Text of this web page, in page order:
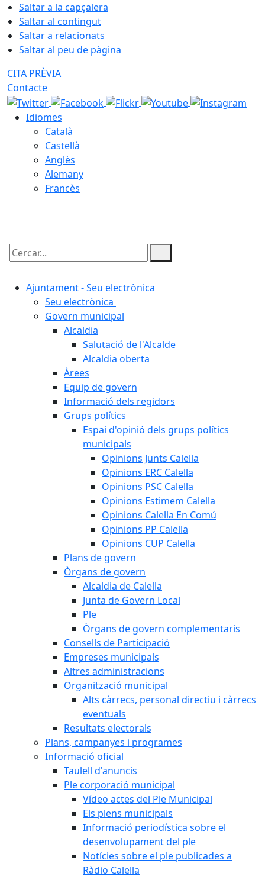
Saltar a la capçalera
Saltar al contingut
Saltar a relacionats
Saltar al peu de pàgina
CITA PRÈVIA
Contacte
Idiomes
Català
Castellà
Anglès
Alemany
Francès
Cercar:
Ajuntament - Seu electrònica
Seu electrònica
Govern municipal
Alcaldia
Salutació de l'Alcalde
Alcaldia oberta
Àrees
Equip de govern
Informació dels regidors
Grups polítics
Espai d'opinió dels grups polítics
municipals
Opinions Junts Calella
Opinions ERC Calella
Opinions PSC Calella
Opinions Estimem Calella
Opinions Calella En Comú
Opinions PP Calella
Opinions CUP Calella
Plans de govern
Òrgans de govern
Alcaldia de Calella
Junta de Govern Local
Ple
Òrgans de govern complementaris
Consells de Participació
Empreses municipals
Altres administracions
Organització municipal
Alts càrrecs, personal directiu i càrrecs
eventuals
Resultats electorals
Plans, campanyes i programes
Informació oficial
Taulell d'anuncis
Ple corporació municipal
Vídeo actes del Ple Municipal
Els plens municipals
Informació periodística sobre el
desenvolupament del ple
Notícies sobre el ple publicades a
Ràdio Calella